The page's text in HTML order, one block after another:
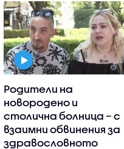
Родители на
новородено и
столична болница – с
взаимни обвинения за
здравословното